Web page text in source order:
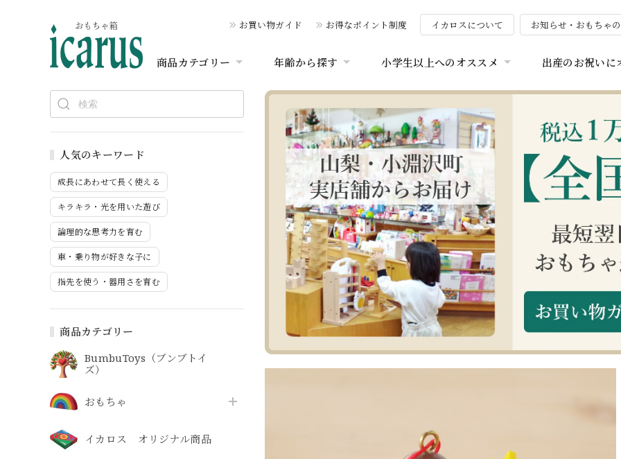
お買い物ガイド お得なポイント制度 イカロスについて お知らせ・おもちゃ
商品カテゴリー 年齢から探す 小学生以上へのオススメ 出産のお祝いに
人気のキーワード
成長にあわせて長く使える
キラキラ・光を用いた遊び
論理的な思考力を育む
車・乗り物が好きな子に
指先を使う・器用さを育む
商品カテゴリー
BumbuToys（ブンブトイ
ズ）
おもちゃ
イカロス オリジナル商品